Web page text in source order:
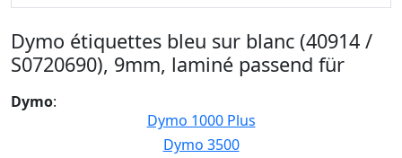
Dymo étiquettes bleu sur blanc (40914 /
S0720690), 9mm, laminé passend für
Dymo:
Dymo 1000 Plus
Dymo 3500